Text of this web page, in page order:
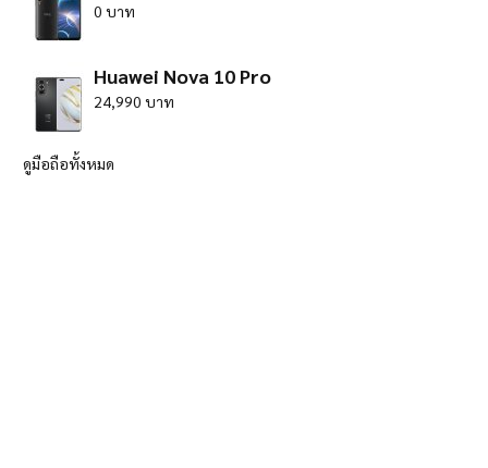
0 บาท
Huawei Nova 10 Pro
24,990 บาท
ดูมือถือทั้งหมด